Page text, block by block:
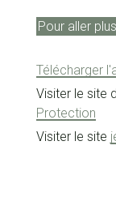
Pour aller
Télécharger
Visiter le site
Protection
Visiter le site